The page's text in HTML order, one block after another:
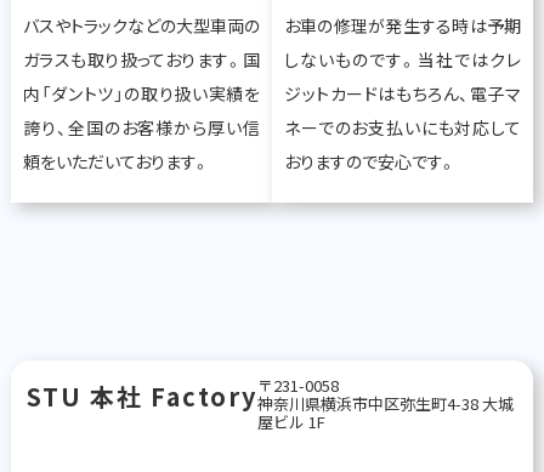
バスやトラックなどの大型車両の
ガラスも取り扱っております。国
内「ダントツ」の取り扱い実績を
誇り、全国のお客様から厚い信
頼をいただいております。
お車の修理が発生する時は予期
しないものです。当社ではクレ
ジットカードはもちろん、電子マ
ネーでのお支払いにも対応して
おりますので安心です。
STU 本社 Factory 〒231-0058
神奈川県横浜市中区弥生町4-38 大城
屋ビル 1F